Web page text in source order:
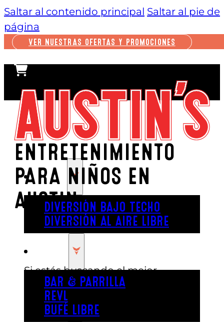
Saltar al contenido principal Saltar al pie de
página
VER NUESTRAS OFERTAS Y PROMOCIONES
JUGAR
DIVERSIÓN BAJO TECHO
DIVERSIÓN AL AIRE LIBRE
BAR & PARRILLA
REVL
BUFÉ LIBRE
ENTRETENIMIENTO
PARA NIÑOS EN
AUSTIN
Si estás buscando el mejor
entretenimiento para niños en
Austin, no busques más: ¡pásate
un día en Austin’s! Con 23 acres de